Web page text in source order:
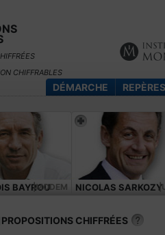
CHIFFRABLES
DÉMARCHE REPÈRES
BAYROU|MODEM NICOLAS SARKOZY
PROPOSITIONS CHIFFRÉES